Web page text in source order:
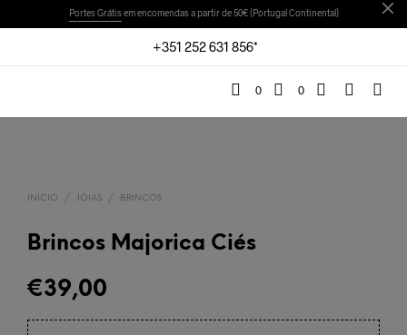
Portes Grátisem encomendas a partir de 50€ (Portugal Continental)
+351 252 631 856*
0 0
INÍCIO / JÓIAS / BRINCOS
Brincos Majorica Ciés
€39,00